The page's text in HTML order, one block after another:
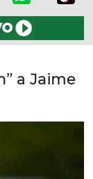
a Jaime